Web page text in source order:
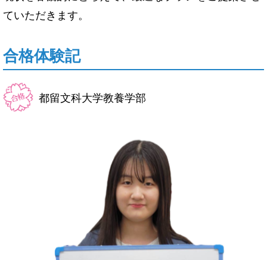
ていただきます。
合格体験記
都留文科大学教養学部